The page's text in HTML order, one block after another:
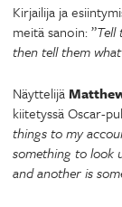
Kirjailija ja
meitä sanoin: ”Tell
then tell them what
Näyttelijä
kiitetyssä Oscar-
things to my
something to look
and another is